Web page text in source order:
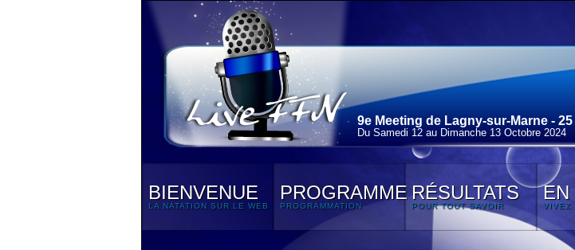
9e Meeting de Lagny-sur-Marne - 25
Du Samedi 12 au Dimanche 13 Octobre 2024
BIENVENUE
LA NATATION SUR LE WEB
PROGRAMME
PROGRAMMATION
RÉSULTATS
POUR TOUT SAVOIR
EN
VIVEZ